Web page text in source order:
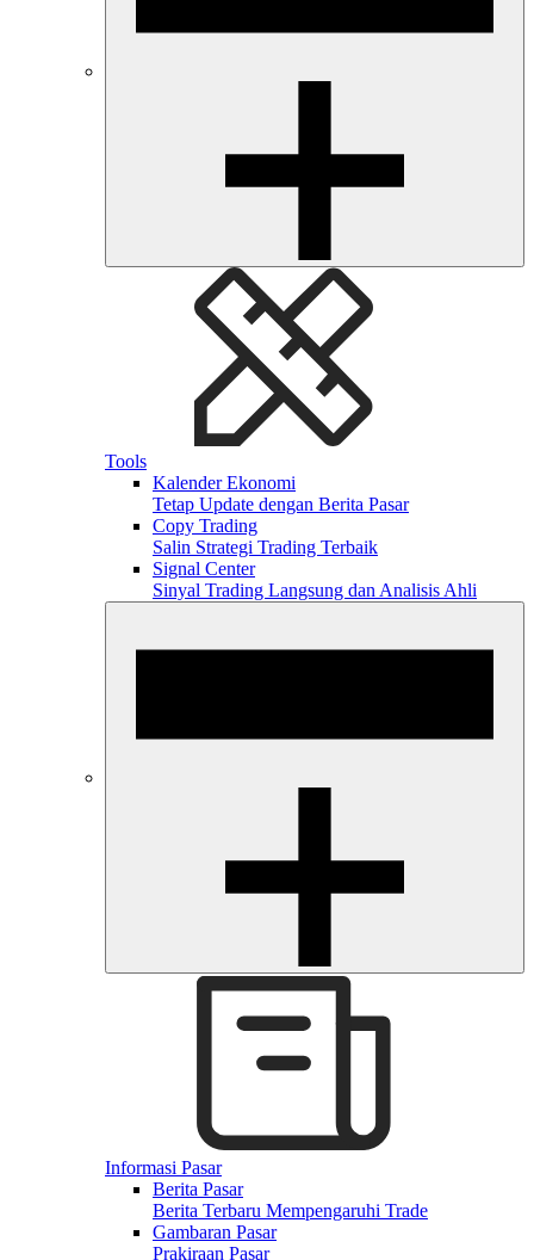
Tools
Kalender Ekonomi
Tetap Update dengan Berita Pasar
Copy Trading
Salin Strategi Trading Terbaik
Signal Center
Sinyal Trading Langsung dan Analisis Ahli
Informasi Pasar
Berita Pasar
Berita Terbaru Mempengaruhi Trade
Gambaran Pasar
Prakiraan Pasar